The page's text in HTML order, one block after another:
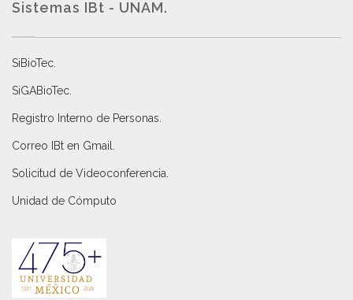
Sistemas IBt - UNAM.
SiBioTec
SiGABioTec.
Registro Interno de Personas
Correo IBt en Gmail
Solicitud de Videoconferencia.
Unidad de Cómputo